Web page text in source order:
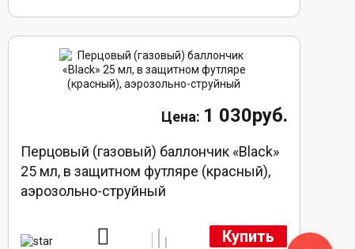
1 030руб.
Перцовый (газовый) баллончик «Black»
25 мл, в защитном футляре (красный),
аэрозольно-струйный
Купить